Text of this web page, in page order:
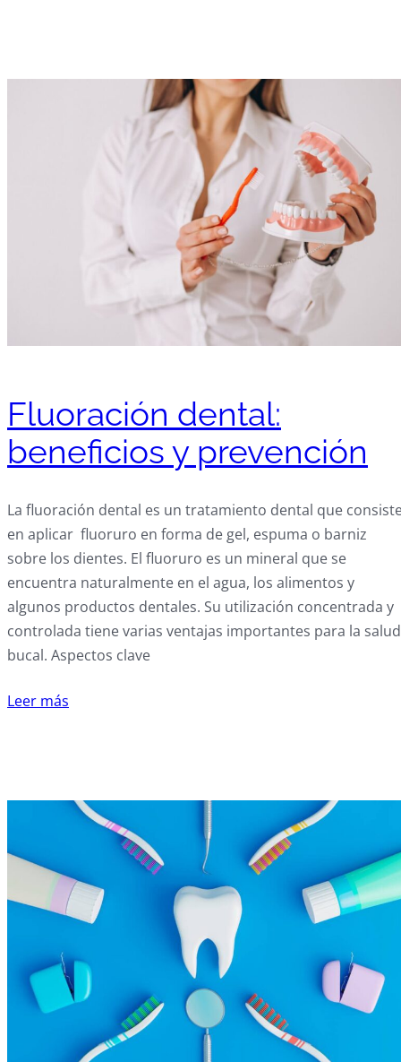
Fluoración dental:
beneficios y prevención
La fluoración dental es un tratamiento dental que
en aplicar fluoruro en forma de gel, espuma o barniz
sobre los dientes. El fluoruro es un mineral que se
encuentra naturalmente en el agua, los alimentos y
algunos productos dentales. Su utilización concentrada y
controlada tiene varias ventajas importantes para la salud
bucal. Aspectos clave
Leer más